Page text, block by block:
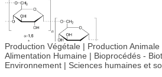
Production Végétale | Production Animale
Alimentation Humaine | Bioprocédés -
Environnement | Sciences humaines et